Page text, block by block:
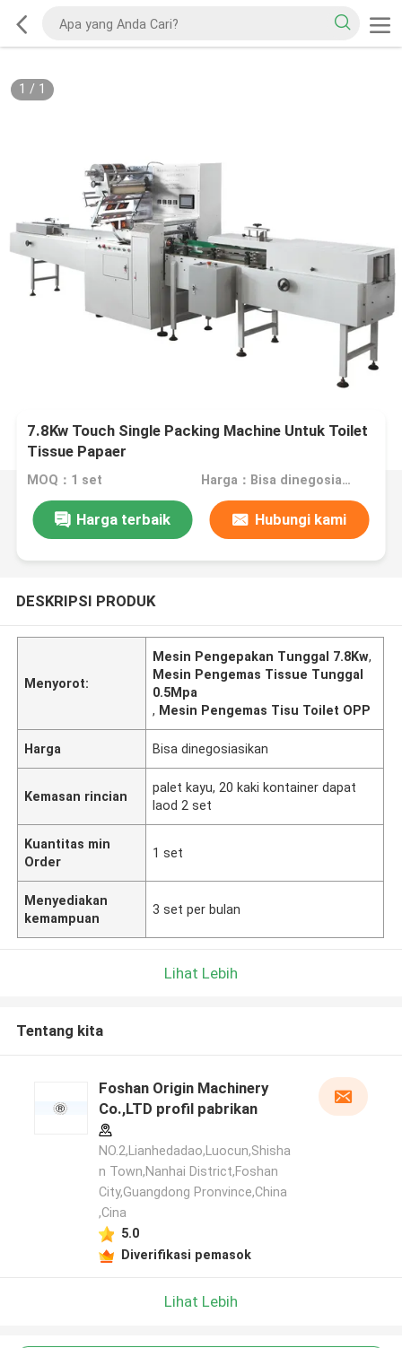
1 / 1
7.8Kw Touch Single Packing Machine Untuk Toilet
Tissue Papaer
MOQ：1 set Harga：Bisa dinegosiasikan
Harga terbaik Hubungi kami
DESKRIPSI PRODUK
Menyorot:
Mesin Pengepakan Tunggal 7.8Kw,
Mesin Pengemas Tissue Tunggal
0.5Mpa
, Mesin Pengemas Tisu Toilet OPP
Harga Bisa dinegosiasikan
Kemasan rincian
palet kayu, 20 kaki kontainer dapat
laod 2 set
Kuantitas min
Order
1 set
Menyediakan
kemampuan
3 set per bulan
Lihat Lebih
Tentang kita
Foshan Origin Machinery
Co.,LTD profil pabrikan
NO.2,Lianhedadao,Luocun,Shisha
n Town,Nanhai District,Foshan
City,Guangdong Pronvince,China
,Cina
5.0
Diverifikasi pemasok
Lihat Lebih